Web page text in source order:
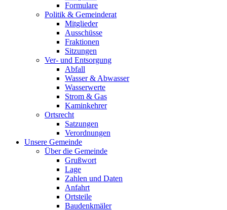
Formulare
Politik & Gemeinderat
Mitglieder
Ausschüsse
Fraktionen
Sitzungen
Ver- und Entsorgung
Abfall
Wasser & Abwasser
Wasserwerte
Strom & Gas
Kaminkehrer
Ortsrecht
Satzungen
Verordnungen
Unsere Gemeinde
Über die Gemeinde
Grußwort
Lage
Zahlen und Daten
Anfahrt
Ortsteile
Baudenkmäler